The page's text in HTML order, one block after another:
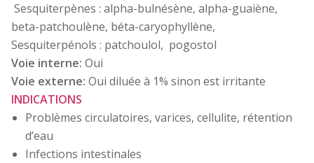
Sesquiterpènes : alpha-bulnésène, alpha-guaiène,
beta-patchoulène, béta-caryophyllène,
Sesquiterpénols : patchoulol, pogostol
Voie interne: Oui
Voie externe: Oui diluée à 1% sinon est irritante
INDICATIONS
Problèmes circulatoires, varices, cellulite, rétention
d’eau
Infections intestinales